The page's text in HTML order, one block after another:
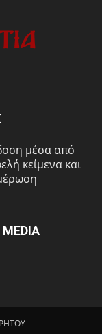
μέσα από
κείμενα και